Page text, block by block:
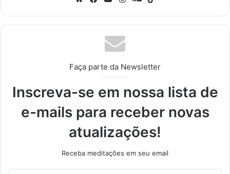
Faça parte da Newsletter
Inscreva-se em nossa lista de
e-mails para receber novas
atualizações!
Receba meditações em seu email